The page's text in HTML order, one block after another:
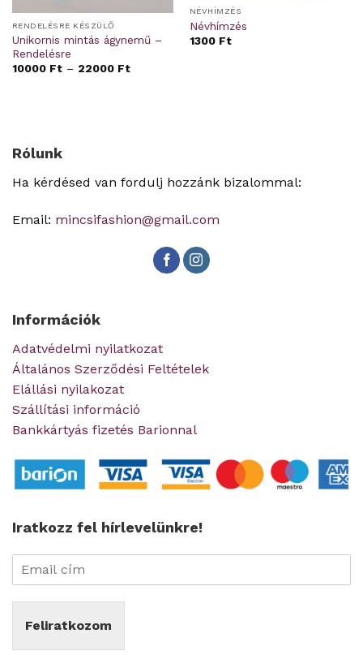
RENDELÉSRE KÉSZÜLŐ
Unikornis mintás ágynemű –
Rendelésre
10000 Ft– 22000 Ft
NÉVHÍMZÉS
Névhímzés
1300 Ft
Rólunk
Ha kérdésed van fordulj hozzánk bizalommal:
Email: mincsifashion@gmail.com
Információk
Adatvédelmi nyilatkozat
Általános Szerződési Feltételek
Elállási nyilakozat
Szállítási információ
Bankkártyás fizetés Barionnal
Iratkozz fel hírlevelünkre!
Feliratkozom